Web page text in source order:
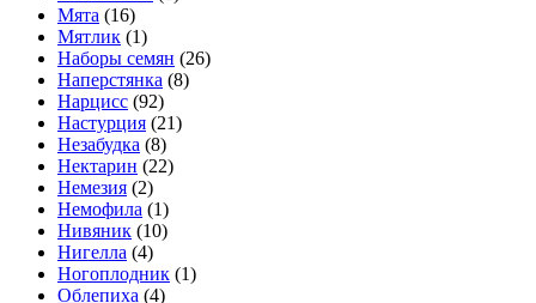
Мята (16)
Мятлик (1)
Наборы семян (26)
Наперстянка (8)
Нарцисс (92)
Настурция (21)
Незабудка (8)
Нектарин (22)
Немезия (2)
Немофила (1)
Нивяник (10)
Нигелла (4)
Ногоплодник (1)
Облепиха (4)